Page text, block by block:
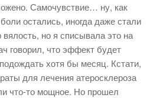
Самочувствие… ну, как
остались, иногда даже стали
но я списывала это на
говорил, что эффект будет
хотя бы месяц. Кстати,
для лечения атеросклероза
что-то мощное. Но прошел